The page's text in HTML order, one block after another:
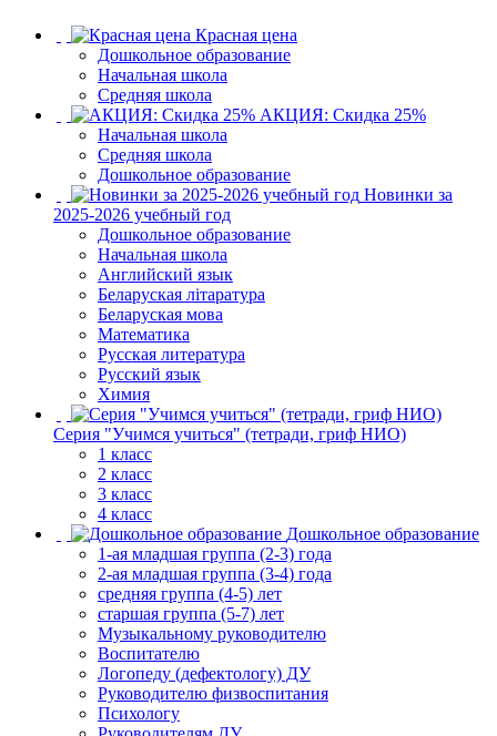
Красная цена
Дошкольное образование
Начальная школа
Средняя школа
АКЦИЯ: Скидка 25%
Начальная школа
Средняя школа
Дошкольное образование
Новинки за
2025-2026 учебный год
Дошкольное образование
Начальная школа
Английский язык
Беларуская літаратура
Беларуская мова
Математика
Русская литература
Русский язык
Химия
Серия "Учимся учиться" (тетради, гриф НИО)
1 класс
2 класс
3 класс
4 класс
Дошкольное образование
1-ая младшая группа (2-3) года
2-ая младшая группа (3-4) года
средняя группа (4-5) лет
старшая группа (5-7) лет
Музыкальному руководителю
Воспитателю
Логопеду (дефектологу) ДУ
Руководителю физвоспитания
Психологу